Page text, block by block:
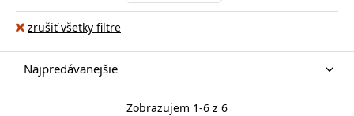
zrušiť všetky filtre
Najpredávanejšie
Zobrazujem 1-6 z 6